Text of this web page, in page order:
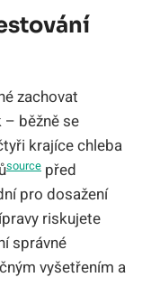
zachovat
běžně se
krajíce chleba
source před
pro dosažení
riskujete
správné
vyšetřením a